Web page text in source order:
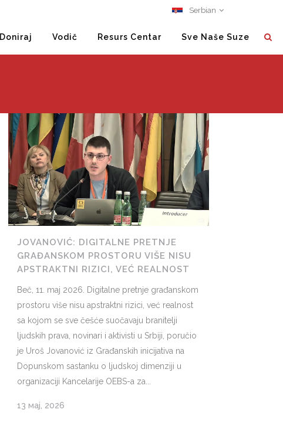
Serbian
Doniraj Vodič Resurs Centar Sve Naše Suze
JOVANOVIĆ: DIGITALNE PRETNJE
GRAĐANSKOM PROSTORU VIŠE NISU
APSTRAKTNI RIZICI, VEĆ REALNOST
Beč, 11. maj 2026. Digitalne pretnje građanskom
prostoru više nisu apstraktni rizici, već realnost
sa kojom se sve češće suočavaju branitelji
ljudskih prava, novinari i aktivisti u Srbiji, poručio
je Uroš Jovanović iz Građanskih inicijativa na
Dopunskom sastanku o ljudskoj dimenziji u
organizaciji Kancelarije OEBS-a za...
13 мај, 2026